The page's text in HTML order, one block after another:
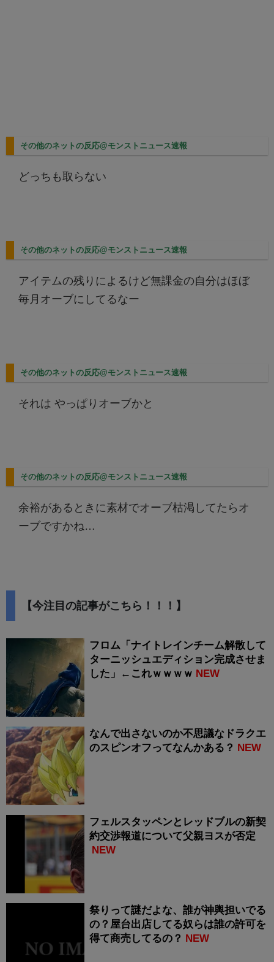
その他のネットの反応@モンストニュース速報
どっちも取らない
その他のネットの反応@モンストニュース速報
アイテムの残りによるけど無課金の自分はほぼ
毎月オーブにしてるなー
その他のネットの反応@モンストニュース速報
それは やっぱりオーブかと
その他のネットの反応@モンストニュース速報
余裕があるときに素材でオーブ枯渇してたらオ
ーブですかね…
【今注目の記事がこちら！！！】
フロム「ナイトレインチーム解散して
ターニッシュエディション完成させま
した」←これｗｗｗｗ NEW
なんで出さないのか不思議なドラクエ
のスピンオフってなんかある？ NEW
フェルスタッペンとレッドブルの新契
約交渉報道について父親ヨスが否定
NEW
祭りって謎だよな、誰が神輿担いでる
の？屋台出店してる奴らは誰の許可を
得て商売してるの？ NEW